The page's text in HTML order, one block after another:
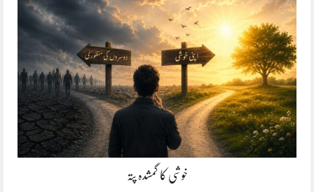
خوشی کا گمشدہ پتہ